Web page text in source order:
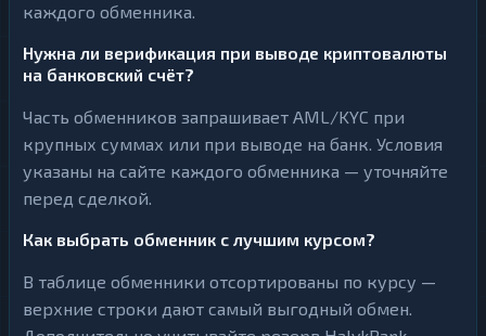
каждого обменника.
Нужна ли верификация при выводе криптовалюты
на банковский счёт?
Часть обменников запрашивает AML/KYC при
крупных суммах или при выводе на банк. Условия
указаны на сайте каждого обменника — уточняйте
перед сделкой.
Как выбрать обменник с лучшим курсом?
В таблице обменники отсортированы по курсу —
верхние строки дают самый выгодный обмен.